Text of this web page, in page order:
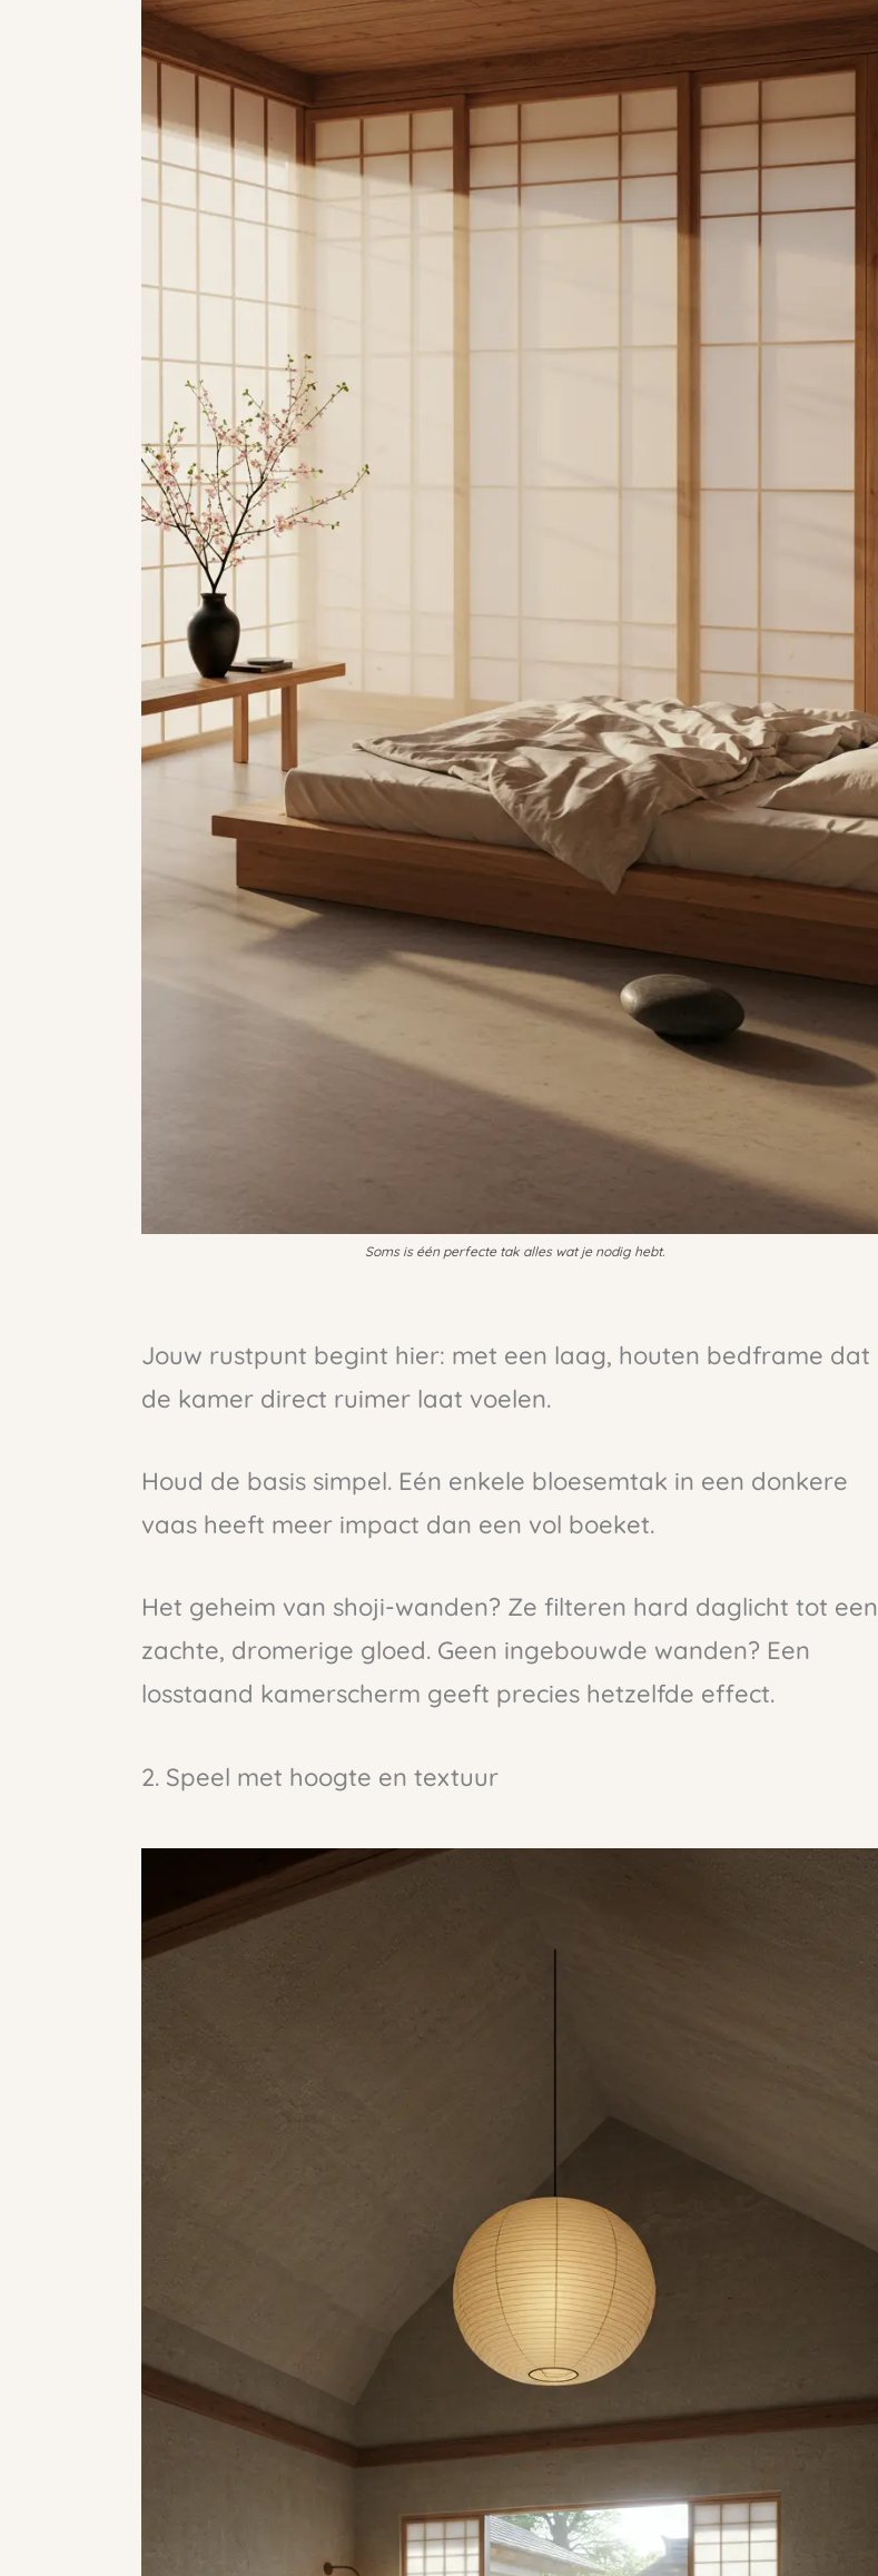
Soms is één perfecte tak alles wat je nodig hebt.
Jouw rustpunt begint hier: met een laag, houten bedframe dat
de kamer direct ruimer laat voelen.
Houd de basis simpel. Eén enkele bloesemtak in een donkere
vaas heeft meer impact dan een vol boeket.
Het geheim van shoji-wanden? Ze filteren hard daglicht tot een
zachte, dromerige gloed. Geen ingebouwde wanden? Een
losstaand kamerscherm geeft precies hetzelfde effect.
2. Speel met hoogte en textuur